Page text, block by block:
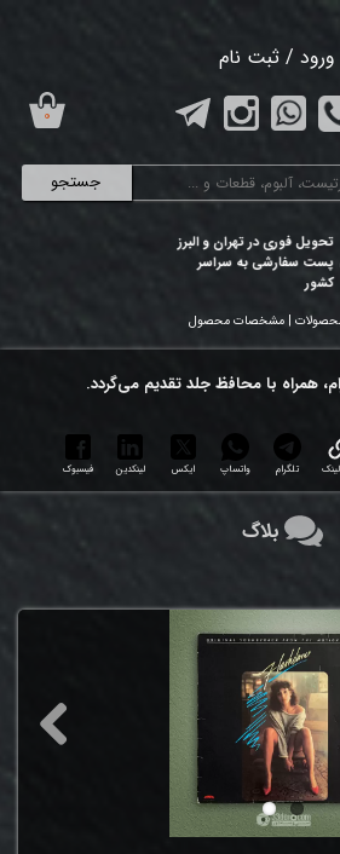
جستجو
ورود / ثبت نام
تحویل فوری در تهران و البرز
پست سفارشی به سراسر
کشور
۰
| مشخصات محصول
همراه با محافظ جلد تقدیم می‌گردد.
تلگرام واتساپ ایکس لینکدین فیسبوک
بلاگ